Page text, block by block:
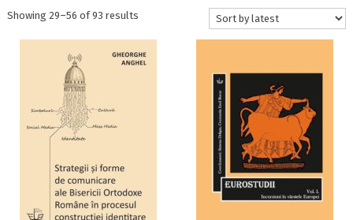
Showing 29–56 of 93 resultsSorted